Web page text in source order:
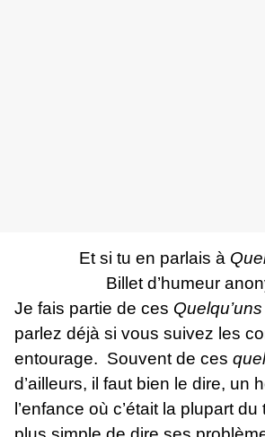
Et si tu en parlais à Q
Billet d’humeur
Je fais partie de ces Quelqu’uns
parlez déjà si vous suivez les
entourage. Souvent de ces
d’ailleurs, il faut bien le dire, un
l’enfance où c’était la plupart